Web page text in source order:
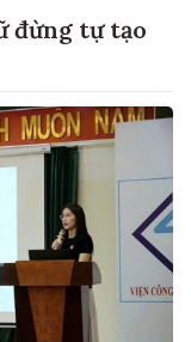
đừng tự tạo